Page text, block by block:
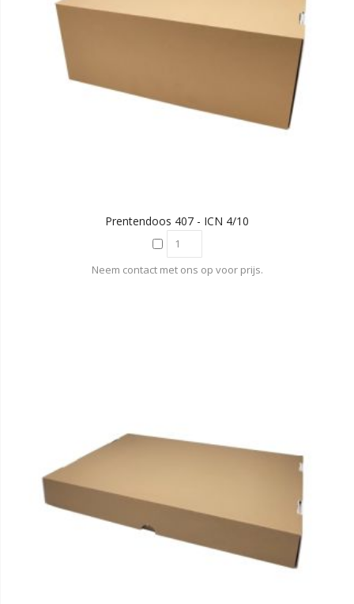
Prentendoos 407 - ICN 4/10
Neem contact met ons op voor prijs.